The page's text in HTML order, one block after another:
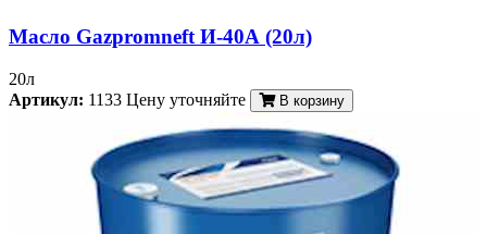
Масло Gazpromneft И-40А (20л)
20л
Артикул: 1133 Цену уточняйте В корзину